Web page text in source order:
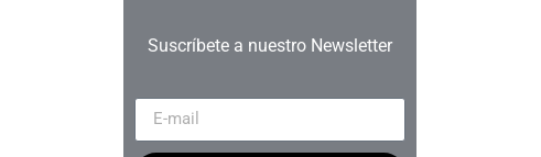
Suscríbete a nuestro Newsletter